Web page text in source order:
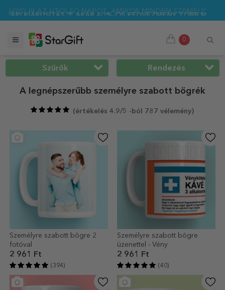
40%-OS KEDVEZMÉNY TÖBB MINT 100 SZEMÉLYRE
0
Szűrők Rendezés
A legnépszerűbb személyre szabott bögrék
(értékelés 4.9/5 -ból 787 vélemény)
Személyre szabott bögre 2
fotóval
2 961 Ft
(394)
Személyre szabott bögre
üzenettel - Vény
2 961 Ft
(40)